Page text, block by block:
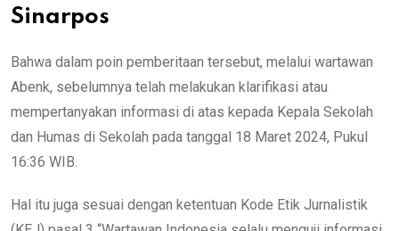
Sinarpos
Bahwa dalam poin pemberitaan tersebut, melalui wartawan
Abenk, sebelumnya telah melakukan klarifikasi atau
mempertanyakan informasi di atas kepada Kepala Sekolah
dan Humas di Sekolah pada tanggal 18 Maret 2024, Pukul
16:36 WIB.
Hal itu juga sesuai dengan ketentuan Kode Etik Jurnalistik